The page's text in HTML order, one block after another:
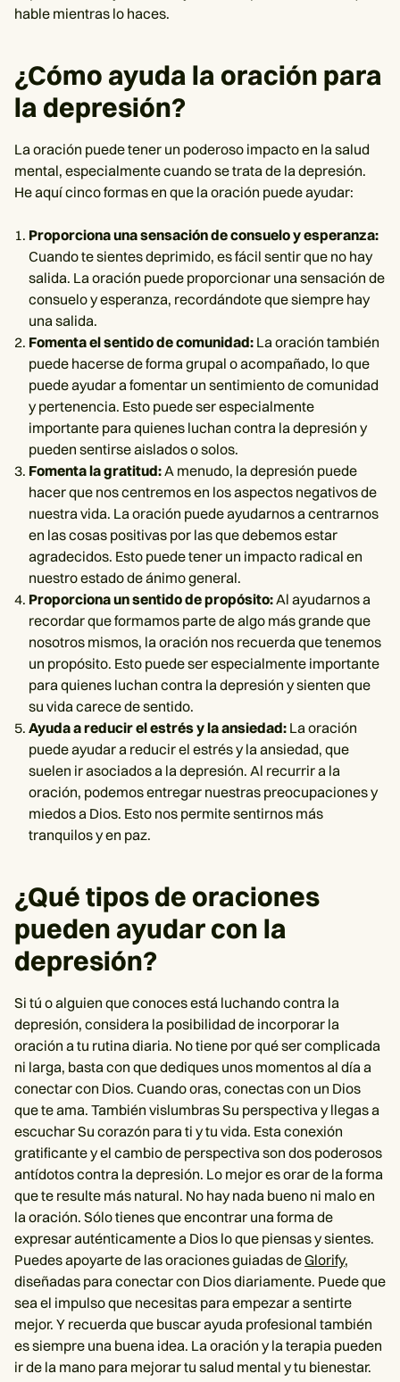
hable mientras lo haces.
¿Cómo ayuda la oración para
la depresión?
La oración puede tener un poderoso impacto en la salud
mental, especialmente cuando se trata de la depresión.
He aquí cinco formas en que la oración puede ayudar:
Proporciona una sensación de consuelo y esperanza:
Cuando te sientes deprimido, es fácil sentir que no hay
salida. La oración puede proporcionar una sensación de
consuelo y esperanza, recordándote que siempre hay
una salida.
Fomenta el sentido de comunidad: La oración también
puede hacerse de forma grupal o acompañado, lo que
puede ayudar a fomentar un sentimiento de comunidad
y pertenencia. Esto puede ser especialmente
importante para quienes luchan contra la depresión y
pueden sentirse aislados o solos.
Fomenta la gratitud:A menudo, la depresión puede
hacer que nos centremos en los aspectos negativos de
nuestra vida. La oración puede ayudarnos a centrarnos
en las cosas positivas por las que debemos estar
agradecidos. Esto puede tener un impacto radical en
nuestro estado de ánimo general.
Proporciona un sentido de propósito:Al ayudarnos a
recordar que formamos parte de algo más grande que
nosotros mismos, la oración nos recuerda que tenemos
un propósito. Esto puede ser especialmente importante
para quienes luchan contra la depresión y sienten que
su vida carece de sentido.
Ayuda a reducir el estrés y la ansiedad: La oración
puede ayudar a reducir el estrés y la ansiedad, que
suelen ir asociados a la depresión. Al recurrir a la
oración, podemos entregar nuestras preocupaciones y
miedos a Dios. Esto nos permite sentirnos más
tranquilos y en paz.
¿Qué tipos de oraciones
pueden ayudar con la
depresión?
Si tú o alguien que conoces está luchando contra la
depresión, considera la posibilidad de incorporar la
oración a tu rutina diaria. No tiene por qué ser complicada
ni larga, basta con que dediques unos momentos al día a
conectar con Dios. Cuando oras, conectas con un Dios
que te ama. También vislumbras Su perspectiva y llegas a
escuchar Su corazón para ti y tu vida. Esta conexión
gratificante y el cambio de perspectiva son dos poderosos
antídotos contra la depresión. Lo mejor es orar de la forma
que te resulte más natural. No hay nada bueno ni malo en
la oración. Sólo tienes que encontrar una forma de
expresar auténticamente a Dios lo que piensas y sientes.
Puedes apoyarte de las oraciones guiadas deGlorify,
diseñadas para conectar con Dios diariamente. Puede que
sea el impulso que necesitas para empezar a sentirte
mejor. Y recuerda que buscar ayuda profesional también
es siempre una buena idea. La oración y la terapia pueden
ir de la mano para mejorar tu salud mental y tu bienestar.